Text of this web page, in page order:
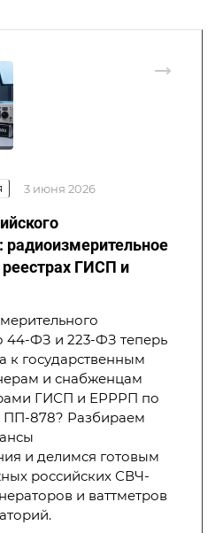
3 июня 2026
радиоизмерительное
ГИСП и
44-ФЗ и 223-ФЗ теперь
к государственным
и снабженцам
ГИСП и ЕРРРП по
878? Разбираем
и делимся готовым
российских СВЧ-
и ваттметров